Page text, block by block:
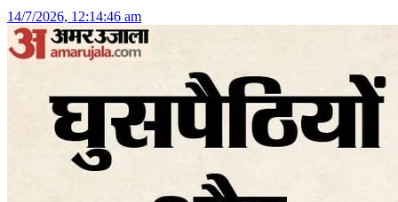
14/7/2026, 12:14:46 am